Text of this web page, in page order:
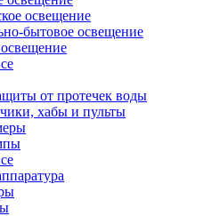
освещение
бытовое освещение
от протечек воды
хабы и пульты